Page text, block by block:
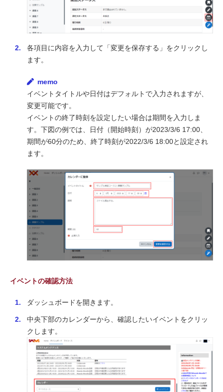
各項目に内容を入力して「変更を保存する」をクリックし
ます。
memo
イベントタイトルや日付はデフォルトで入力されますが、
変更可能です。
イベントの終了時刻を設定したい場合は期間を入力しま
す。下図の例では、日付（開始時刻）が2023/3/6 17:00、
期間が60分のため、終了時刻が2022/3/6 18:00と設定され
ます。
イベントの確認方法
ダッシュボードを開きます。
中央下部のカレンダーから、確認したいイベントをクリッ
クします。